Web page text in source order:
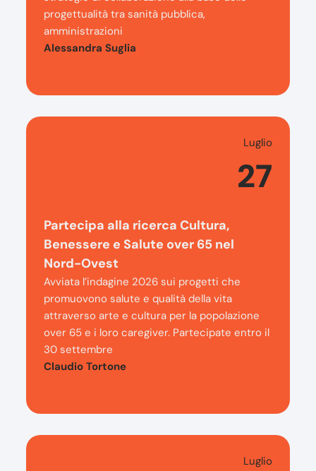
progettualità tra sanità pubblica,
amministrazioni
Alessandra Suglia
Luglio
27
Partecipa alla ricerca Cultura,
Benessere e Salute over 65 nel
Nord-Ovest
Avviata l’indagine 2026 sui progetti che
promuovono salute e qualità della vita
attraverso arte e cultura per la popolazione
over 65 e i loro caregiver. Partecipate entro il
30 settembre
Claudio Tortone
Luglio